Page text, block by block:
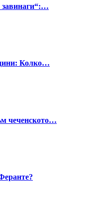
Колко…
чеченското…